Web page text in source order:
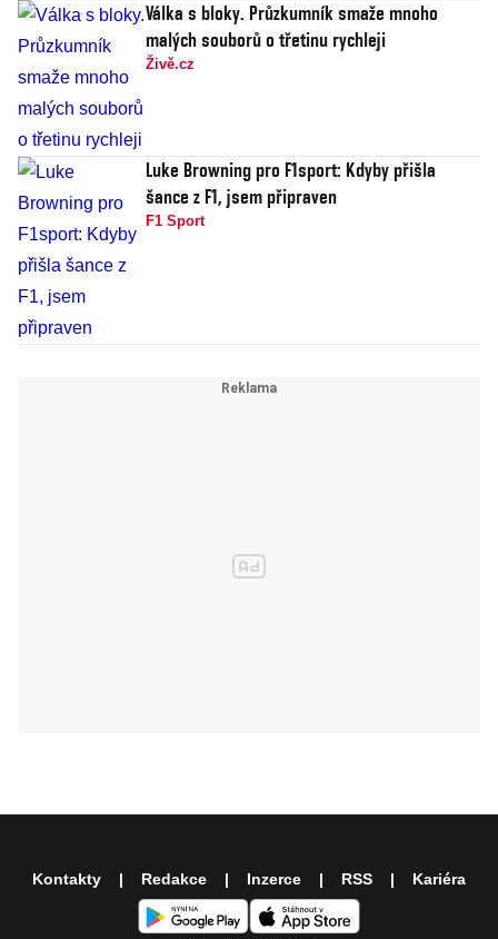
Válka s bloky. Průzkumník smaže mnoho
malých souborů o třetinu rychleji
Živě.cz
Luke Browning pro F1sport: Kdyby přišla
šance z F1, jsem připraven
F1 Sport
Kontakty Redakce Inzerce RSS Kariéra